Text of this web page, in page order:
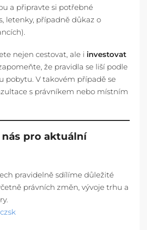
a připravte si potřebné
letenky, případně důkaz o
nejen cestovat, ale i investovat
že pravidla se liší podle
pobytu. V takovém případě se
s právníkem nebo místním
nás pro aktuální
pravidelně sdílíme důležité
právních změn, vývoje trhu a